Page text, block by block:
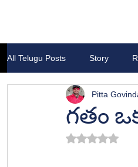
All Telugu Posts Story
గతం
Pitta
Rated NaN